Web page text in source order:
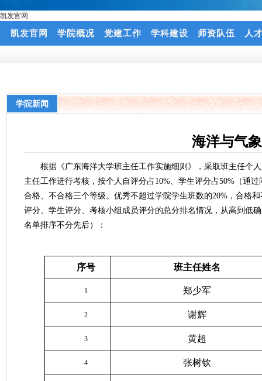
凯发官网
凯发官网 学院概况 党建工作 学科建设 师资队伍 人
学院新闻
海洋与气
根据《广东海洋大学班主任工作实施细则》，采取班主任个
主任工作进行考核，按个人自评分占10%、学生评分占50%（通
合格、不合格三个等级。优秀不超过学院学生班数的20%，合格
评分、学生评分、考核小组成员评分的总分排名情况，从高到低
名单排序不分先后）：
序号 班主任姓名
1 郑少军
2 谢辉
3 黄超
4 张树钦